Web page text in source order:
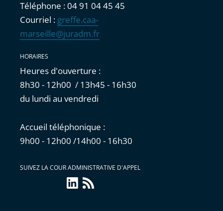
Téléphone : 04 91 04 45 45
Courriel : greffe.caa-
marseille@juradm.fr
HORAIRES
Heures d'ouverture :
8h30 - 12h00 / 13h45 - 16h30
du lundi au vendredi
Accueil téléphonique :
9h00 - 12h00 /14h00 - 16h30
SUIVEZ LA COUR ADMINISTRATIVE D'APPEL
LinkedIn
Flux
RSS